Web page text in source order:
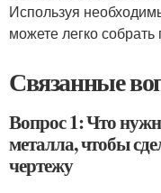
Используя
можете легко
Связанные
Вопрос 1: Что
металла, чтобы
чертежу